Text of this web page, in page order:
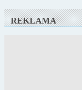
REKLAMA